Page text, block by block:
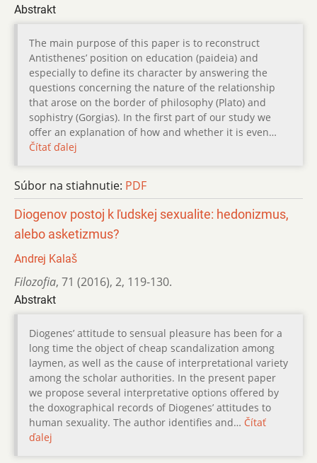
Abstrakt
The main purpose of this paper is to reconstruct
Antisthenes’ position on education (paideia) and
especially to define its character by answering the
questions concerning the nature of the relationship
that arose on the border of philosophy (Plato) and
sophistry (Gorgias). In the first part of our study we
offer an explanation of how and whether it is even…
Čítať ďalej
Súbor na stiahnutie: PDF
Diogenov postoj k ľudskej sexualite: hedonizmus,
alebo asketizmus?
Andrej Kalaš
Filozofia, 71 (2016), 2, 119-130.
Abstrakt
Diogenes’ attitude to sensual pleasure has been for a
long time the object of cheap scandalization among
laymen, as well as the cause of interpretational variety
among the scholar authorities. In the present paper
we propose several interpretative options offered by
the doxographical records of Diogenes’ attitudes to
human sexuality. The author identifies and… Čítať
ďalej